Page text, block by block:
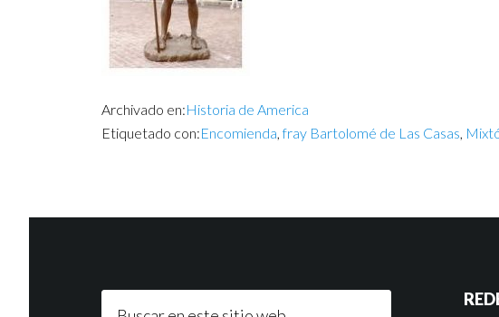
Archivado en:Historia de America
Etiquetado con:Encomienda,fray Bartolomé de Las Casas,